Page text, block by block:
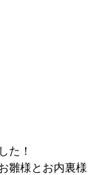
た！
雛様とお内裏様